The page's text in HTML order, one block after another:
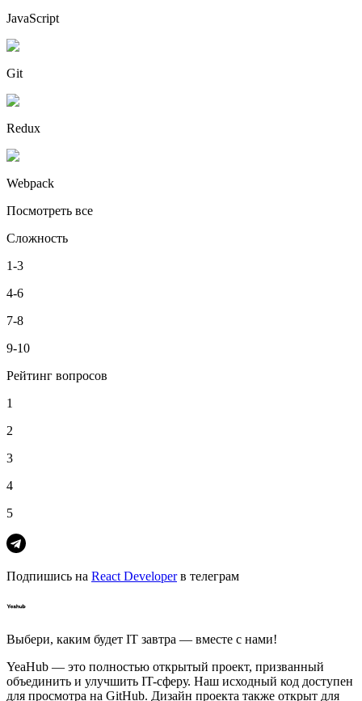
JavaScript
Git
Redux
Webpack
Посмотреть все
Сложность
1-3
4-6
7-8
9-10
Рейтинг вопросов
1
2
3
4
5
Подпишись на React Developerв телеграм
Выбери, каким будет IT завтра — вместе c нами!
YeaHub — это полностью открытый проект, призванный
объединить и улучшить IT-сферу. Наш исходный код доступен
для просмотра на GitHub. Дизайн проекта также открыт для